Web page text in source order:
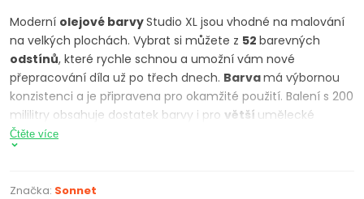
Moderní olejové barvyStudio XL jsou vhodné na malování
na velkých plochách. Vybrat si můžete z 52 barevných
odstínů, které rychle schnou a umožní vám nové
přepracování díla už po třech dnech. Barvamá výbornou
konzistenci a je připravena pro okamžité použití. Balení s 200
mililitry obsahuje dostatek barvy i pro větší umělecké
projekty
olejová barva Studio XL
Čtěte více
Značka: Sonnet